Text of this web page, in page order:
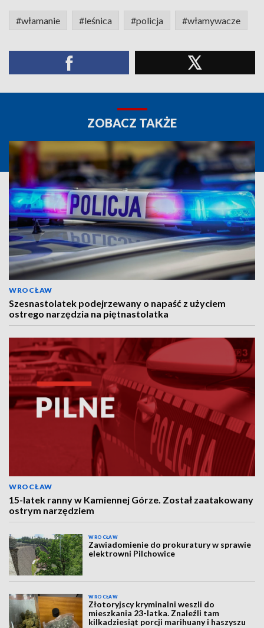
#włamanie #leśnica #policja #włamywacze
ZOBACZ TAKŻE
WROCŁAW
Szesnastolatek podejrzewany o napaść z użyciem
ostrego narzędzia na piętnastolatka
WROCŁAW
15-latek ranny w Kamiennej Górze. Został zaatakowany
ostrym narzędziem
WROCŁAW
Zawiadomienie do prokuratury w sprawie
elektrowni Pilchowice
WROCŁAW
Złotoryjscy kryminalni weszli do
mieszkania 23-latka. Znaleźli tam
kilkadziesiąt porcji marihuany i haszyszu